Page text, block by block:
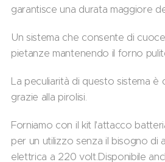
garantisce una durata maggiore
Un sistema che consente di
pietanze mantenendo il forno
La peculiarità di questo sistema è
grazie alla pirolisi.
Forniamo con il kit l'attacco
per un utilizzo senza il bisogno di
elettrica a 220 volt.Disponibile